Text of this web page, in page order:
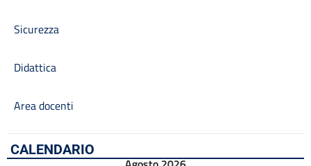
Sicurezza
Didattica
Area docenti
CALENDARIO